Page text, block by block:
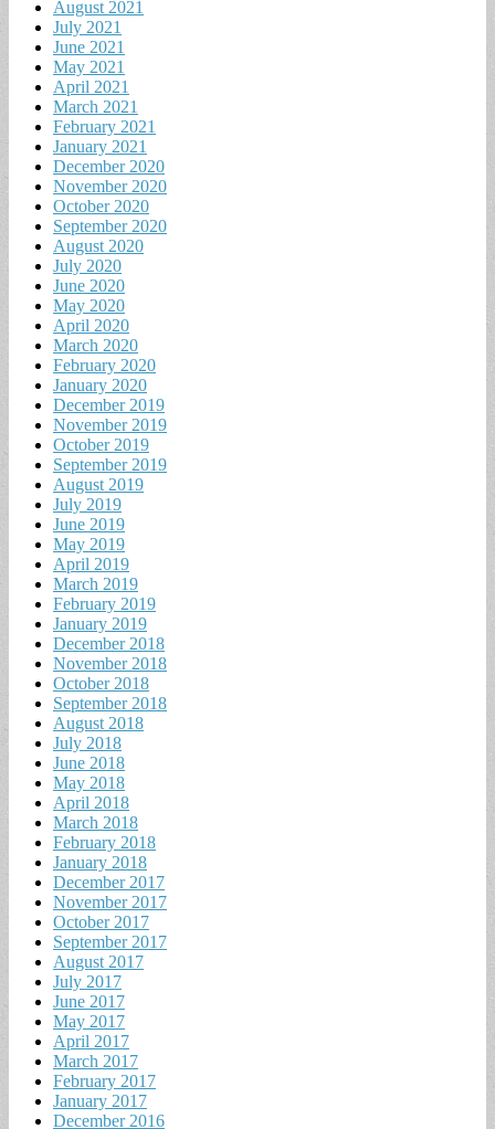
August 2021
July 2021
June 2021
May 2021
April 2021
March 2021
February 2021
January 2021
December 2020
November 2020
October 2020
September 2020
August 2020
July 2020
June 2020
May 2020
April 2020
March 2020
February 2020
January 2020
December 2019
November 2019
October 2019
September 2019
August 2019
July 2019
June 2019
May 2019
April 2019
March 2019
February 2019
January 2019
December 2018
November 2018
October 2018
September 2018
August 2018
July 2018
June 2018
May 2018
April 2018
March 2018
February 2018
January 2018
December 2017
November 2017
October 2017
September 2017
August 2017
July 2017
June 2017
May 2017
April 2017
March 2017
February 2017
January 2017
December 2016